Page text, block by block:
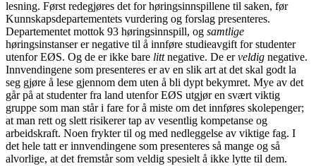
lesning. Først redegjøres det for høringsinnspillene til saken, før
Kunnskapsdepartementets vurdering og forslag presenteres.
Departementet mottok 93 høringsinnspill, og samtlige
høringsinstanser er negative til å innføre studieavgift for studenter
utenfor EØS. Og de er ikke bare littnegative. De erveldig negative.
Innvendingene som presenteres er av en slik art at det skal godt la
seg gjøre å lese gjennom dem uten å bli dypt bekymret. Mye av det
går på at studenter fra land utenfor EØS utgjør en svært viktig
gruppe som man står i fare for å miste om det innføres skolepenger;
at man rett og slett risikerer tap av vesentlig kompetanse og
arbeidskraft. Noen frykter til og med nedleggelse av viktige fag. I
det hele tatt er innvendingene som presenteres så mange og så
alvorlige, at det fremstår som veldig spesielt å ikke lytte til dem.